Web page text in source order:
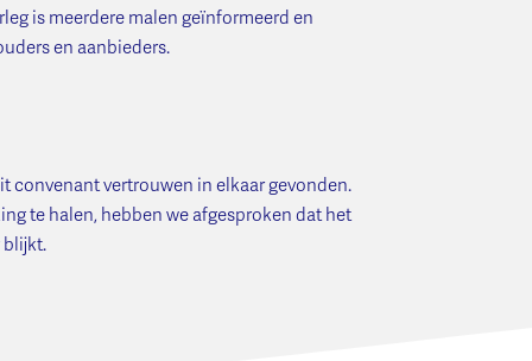
is meerdere malen geïnformeerd en
en aanbieders.
convenant vertrouwen in elkaar gevonden.
te halen, hebben we afgesproken dat het
blijkt.